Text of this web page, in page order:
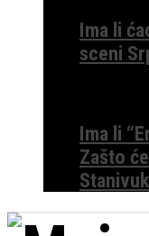
Ima li
sceni
Ima li
Zašto